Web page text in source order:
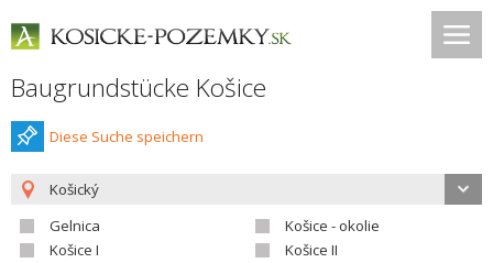
Baugrundstücke Košice
Diese Suche speichern
Košický
Gelnica
Košice - okolie
Košice I
Košice II